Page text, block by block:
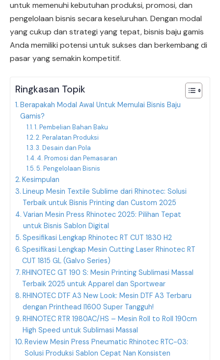
untuk memenuhi kebutuhan produksi, promosi, dan
pengelolaan bisnis secara keseluruhan. Dengan modal
yang cukup dan strategi yang tepat, bisnis baju gamis
Anda memiliki potensi untuk sukses dan berkembang di
pasar yang semakin kompetitif.
Ringkasan Topik
Berapakah Modal Awal Untuk Memulai Bisnis Baju
Gamis?
1. Pembelian Bahan Baku
2. Peralatan Produksi
3. Desain dan Pola
4. Promosi dan Pemasaran
5. Pengelolaan Bisnis
Kesimpulan
Lineup Mesin Textile Sublime dari Rhinotec: Solusi
Terbaik untuk Bisnis Printing dan Custom 2025
Varian Mesin Press Rhinotec 2025: Pilihan Tepat
untuk Bisnis Sablon Digital
Spesifikasi Lengkap Rhinotec RT CUT 1830 H2
Spesifikasi Lengkap Mesin Cutting Laser Rhinotec RT
CUT 1815 GL (Galvo Series)
RHINOTEC GT 190 S: Mesin Printing Sublimasi Massal
Terbaik 2025 untuk Apparel dan Sportwear
RHINOTEC DTF A3 New Look: Mesin DTF A3 Terbaru
dengan Printhead I1600 Super Tangguh!
RHINOTEC RTR 1980AC/HS – Mesin Roll to Roll 190cm
High Speed untuk Sublimasi Massal
Review Mesin Press Pneumatic Rhinotec RTC-03:
Solusi Produksi Sablon Cepat Nan Konsisten